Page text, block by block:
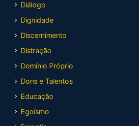
Diálogo
Dignidade
Discernimento
Distração
Domínio Próprio
Dons e Talentos
Educação
Egoísmo